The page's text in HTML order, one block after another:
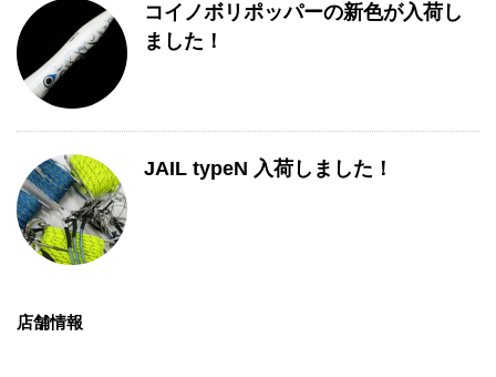
コイノボリポッパーの新色が入荷し
ました！
JAIL typeN 入荷しました！
店舗情報